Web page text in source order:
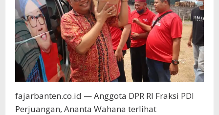
fajarbanten.co.id — Anggota DPR RI Fraksi PDI
Perjuangan, Ananta Wahana terlihat